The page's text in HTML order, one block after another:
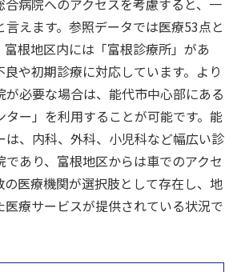
病院へのアクセスを考慮すると、一
えます。参照データでは医療53点と
根地区内には「富根診療所」があ
良や初期診療に対応しています。より
必要な場合は、能代市中心部にある
ター」を利用することが可能です。能
は、内科、外科、小児科など幅広い診
あり、富根地区からは車でのアクセ
の医療機関が選択肢として存在し、地
療サービスが提供されている状況で